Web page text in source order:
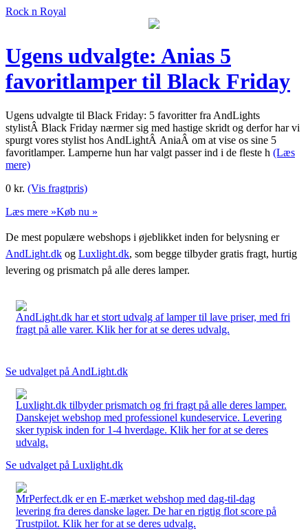
Rock n Royal
Ugens udvalgte: Anias 5
favoritlamper til Black Friday
Ugens udvalgte til Black Friday: 5 favoritter fra AndLights
stylistÂ Black Friday nærmer sig med hastige skridt og derfor har vi
spurgt vores stylist hos AndLightÂ AniaÂ om at vise os sine 5
favoritlamper. Lamperne hun har valgt passer ind i de fleste h (Læs
mere)
0 kr. (Vis fragtpris)
Læs mere »Køb nu »
De mest populære webshops i øjeblikket inden for belysning er
AndLight.dk og Luxlight.dk, som begge tilbyder gratis fragt, hurtig
levering og prismatch på alle deres lamper.
AndLight.dk har et stort udvalg af lamper til lave priser, med fri
fragt på alle varer. Klik her for at se deres udvalg.
Se udvalget på AndLight.dk
Luxlight.dk tilbyder prismatch og fri fragt på alle deres lamper.
Danskejet webshop med professionel kundeservice. Levering
sker typisk inden for 1-4 hverdage. Klik her for at se deres
udvalg.
Se udvalget på Luxlight.dk
MrPerfect.dk er en E-mærket webshop med dag-til-dag
levering fra deres danske lager. De har en rigtig flot score på
Trustpilot. Klik her for at se deres udvalg.